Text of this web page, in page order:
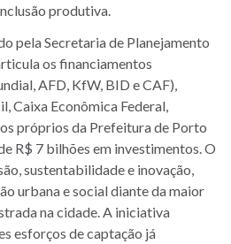
produtiva.
pela Secretaria de Planejamento
os financiamentos
AFD, KfW, BID e CAF),
Caixa Econômica Federal,
próprios da Prefeitura de Porto
R$ 7 bilhões em investimentos. O
sustentabilidade e inovação,
urbana e social diante da maior
na cidade. A iniciativa
esforços de captação já